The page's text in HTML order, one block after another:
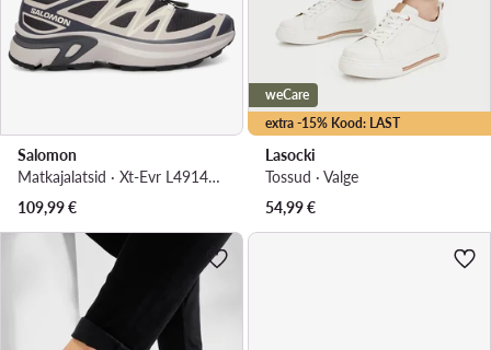
Salomon
Matkajalatsid · Xt-Evr L49143200 · Bordoopunane
109,99€
extra -15% Kood: LAST
weCare
Lasocki
Tossud · Valge
54,99€